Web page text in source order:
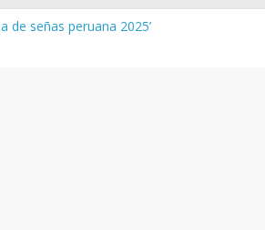
de señas peruana 2025’